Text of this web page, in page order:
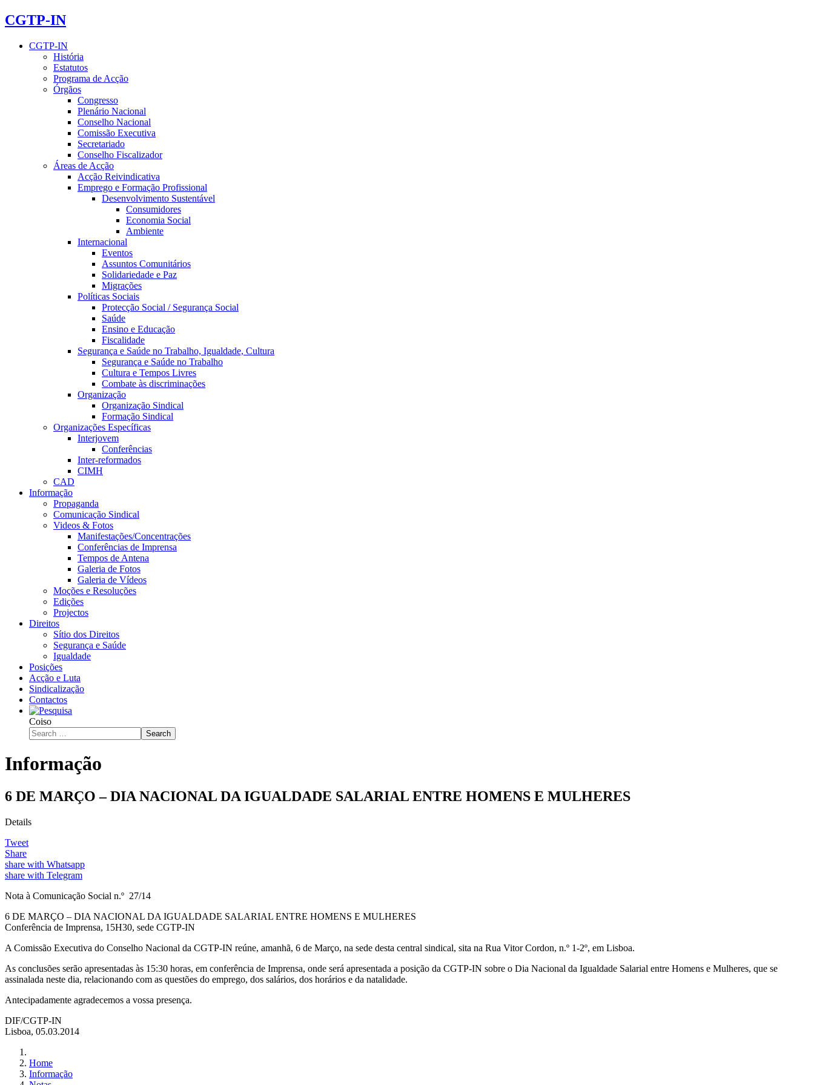
CGTP-IN
CGTP-IN
História
Estatutos
Programa de Acção
Órgãos
Congresso
Plenário Nacional
Conselho Nacional
Comissão Executiva
Secretariado
Conselho Fiscalizador
Áreas de Acção
Acção Reivindicativa
Emprego e Formação Profissional
Desenvolvimento Sustentável
Consumidores
Economia Social
Ambiente
Internacional
Eventos
Assuntos Comunitários
Solidariedade e Paz
Migrações
Políticas Sociais
Protecção Social / Segurança Social
Saúde
Ensino e Educação
Fiscalidade
Segurança e Saúde no Trabalho, Igualdade, Cultura
Segurança e Saúde no Trabalho
Cultura e Tempos Livres
Combate às discriminações
Organização
Organização Sindical
Formação Sindical
Organizações Específicas
Interjovem
Conferências
Inter-reformados
CIMH
CAD
Informação
Propaganda
Comunicação Sindical
Videos & Fotos
Manifestações/Concentrações
Conferências de Imprensa
Tempos de Antena
Galeria de Fotos
Galeria de Vídeos
Moções e Resoluções
Edições
Projectos
Direitos
Sítio dos Direitos
Segurança e Saúde
Igualdade
Posições
Acção e Luta
Sindicalização
Contactos
Coiso
Search
Informação
6 DE MARÇO – DIA NACIONAL DA IGUALDADE SALARIAL ENTRE HOMENS E MULHERES
Details
Tweet
Share
share with Whatsapp
share with Telegram
Nota à Comunicação Social n.º 27/14
6 DE MARÇO – DIA NACIONAL DA IGUALDADE SALARIAL ENTRE HOMENS E MULHERES
Conferência de Imprensa, 15H30, sede CGTP-IN
A Comissão Executiva do Conselho Nacional da CGTP-IN reúne, amanhã, 6 de Março, na sede desta central sindical, sita na Rua Vitor Cordon, n.º 1-2º, em Lisboa.
As conclusões serão apresentadas às 15:30 horas, em conferência de Imprensa, onde será apresentada a posição da CGTP-IN sobre o Dia Nacional da Igualdade Salarial entre Homens e Mulheres, que se
assinalada neste dia, relacionando com as questões do emprego, dos salários, dos horários e da natalidade.
Antecipadamente agradecemos a vossa presença.
DIF/CGTP-IN
Lisboa, 05.03.2014
Home
Informação